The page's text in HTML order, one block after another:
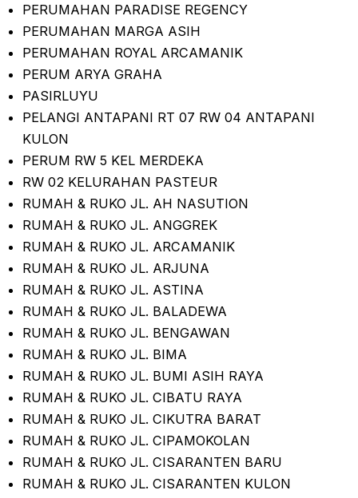
PERUMAHAN PARADISE REGENCY
PERUMAHAN MARGA ASIH
PERUMAHAN ROYAL ARCAMANIK
PERUM ARYA GRAHA
PASIRLUYU
PELANGI ANTAPANI RT 07 RW 04 ANTAPANI
KULON
PERUM RW 5 KEL MERDEKA
RW 02 KELURAHAN PASTEUR
RUMAH & RUKO JL. AH NASUTION
RUMAH & RUKO JL. ANGGREK
RUMAH & RUKO JL. ARCAMANIK
RUMAH & RUKO JL. ARJUNA
RUMAH & RUKO JL. ASTINA
RUMAH & RUKO JL. BALADEWA
RUMAH & RUKO JL. BENGAWAN
RUMAH & RUKO JL. BIMA
RUMAH & RUKO JL. BUMI ASIH RAYA
RUMAH & RUKO JL. CIBATU RAYA
RUMAH & RUKO JL. CIKUTRA BARAT
RUMAH & RUKO JL. CIPAMOKOLAN
RUMAH & RUKO JL. CISARANTEN BARU
RUMAH & RUKO JL. CISARANTEN KULON